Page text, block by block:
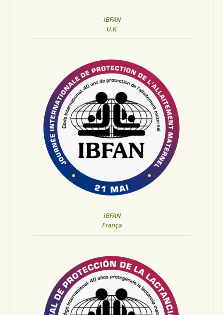
IBFAN
U.K.
IBFAN
França